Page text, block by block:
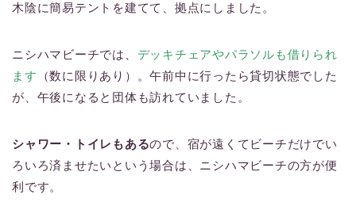
木陰に簡易テントを建てて、拠点にしました。
ニシハマビーチでは、 デッキチェアやパラソルも借りられ
ます （数に限りあり）。午前中に行ったら貸切状態でした
が、午後になると団体も訪れていました。
シャワー・トイレもあるので、宿が遠くてビーチだけでい
ろいろ済ませたいという場合は、ニシハマビーチの方が便
利です。